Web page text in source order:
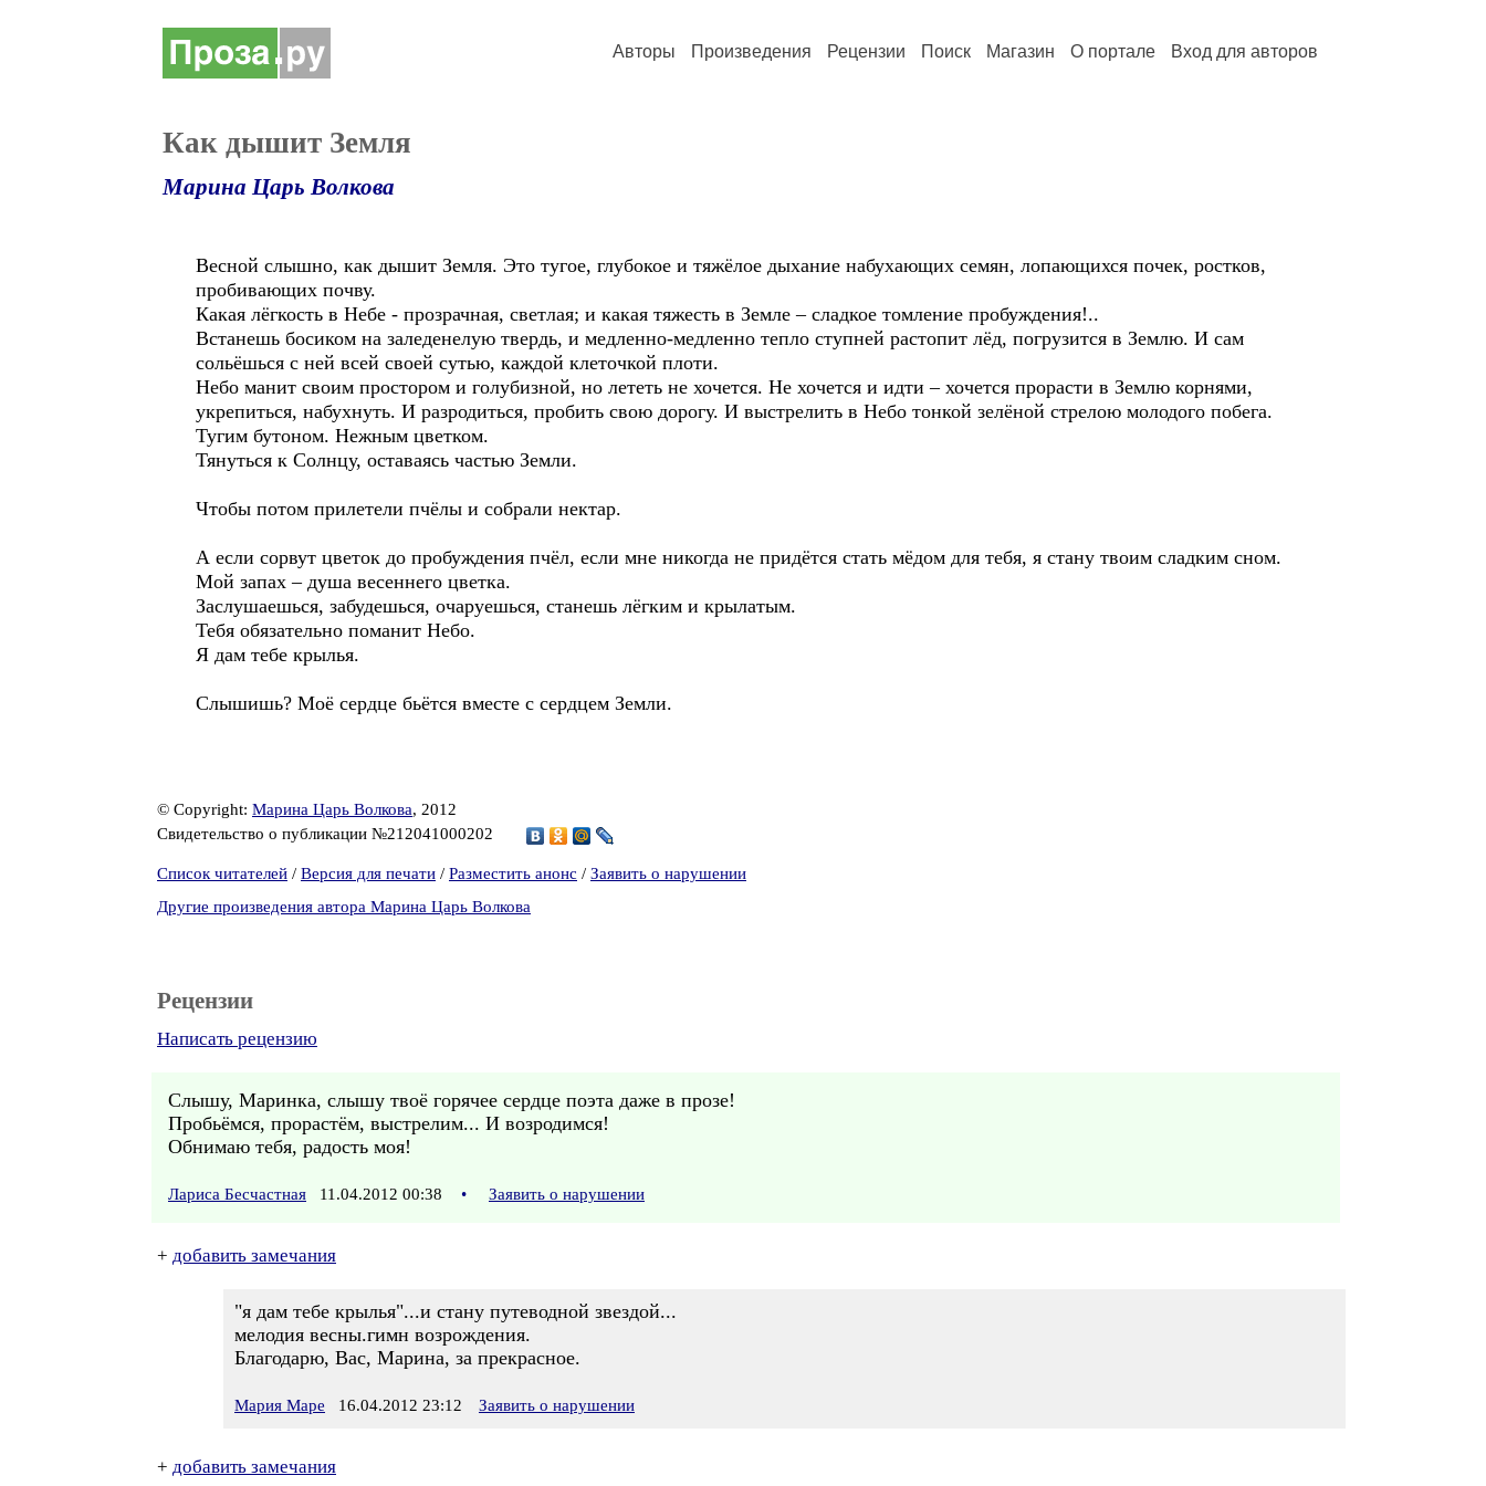
Авторы Произведения Рецензии Поиск Магазин О портале Вход для авторов
Как дышит Земля
Марина Царь Волкова
Весной слышно, как дышит Земля. Это тугое, глубокое и тяжёлое дыхание набухающих семян, лопающихся почек, ростков,
пробивающих почву.
Какая лёгкость в Небе - прозрачная, светлая; и какая тяжесть в Земле – сладкое томление пробуждения!..
Встанешь босиком на заледенелую твердь, и медленно-медленно тепло ступней растопит лёд, погрузится в Землю. И сам
сольёшься с ней всей своей сутью, каждой клеточкой плоти.
Небо манит своим простором и голубизной, но лететь не хочется. Не хочется и идти – хочется прорасти в Землю корнями,
укрепиться, набухнуть. И разродиться, пробить свою дорогу. И выстрелить в Небо тонкой зелёной стрелою молодого побега.
Тугим бутоном. Нежным цветком.
Тянуться к Солнцу, оставаясь частью Земли.
Чтобы потом прилетели пчёлы и собрали нектар.
А если сорвут цветок до пробуждения пчёл, если мне никогда не придётся стать мёдом для тебя, я стану твоим сладким сном.
Мой запах – душа весеннего цветка.
Заслушаешься, забудешься, очаруешься, станешь лёгким и крылатым.
Тебя обязательно поманит Небо.
Я дам тебе крылья.
Слышишь? Моё сердце бьётся вместе с сердцем Земли.
© Copyright: Марина Царь Волкова, 2012
Свидетельство о публикации №212041000202
Список читателей / Версия для печати / Разместить анонс / Заявить о нарушении
Другие произведения автора Марина Царь Волкова
Рецензии
Написать рецензию
Слышу, Маринка, слышу твоё горячее сердце поэта даже в прозе!
Пробьёмся, прорастём, выстрелим... И возродимся!
Обнимаю тебя, радость моя!
Лариса Бесчастная 11.04.2012 00:38 • Заявить о нарушении
+ добавить замечания
"я дам тебе крылья"...и стану путеводной звездой...
мелодия весны.гимн возрождения.
Благодарю, Вас, Марина, за прекрасное.
Мария Маре 16.04.2012 23:12 Заявить о нарушении
+ добавить замечания